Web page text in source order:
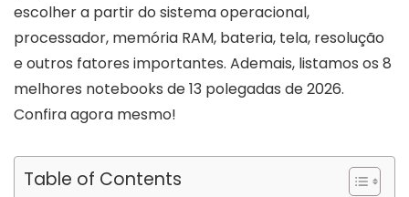
escolher a partir do sistema operacional,
processador, memória RAM, bateria, tela, resolução
e outros fatores importantes. Ademais, listamos os 8
melhores notebooks de 13 polegadas de 2026.
Confira agora mesmo!
Table of Contents